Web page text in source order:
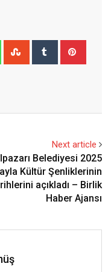
WhatsappStumbleUpon
Tumblr
Next article
Belediyesi 2025
Kültür Şenliklerinin
açıkladı – Birlik
Haber Ajansı